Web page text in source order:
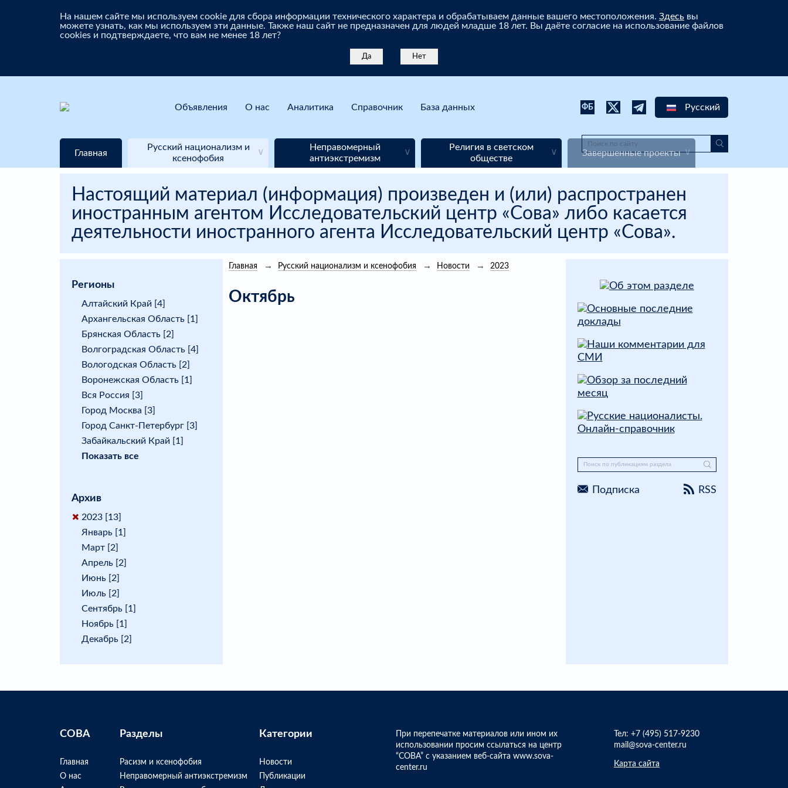
На нашем сайте мы используем cookie для сбора информации технического характера и обрабатываем данные вашего местоположения. Здесь вы
можете узнать, как мы используем эти данные. Также наш сайт не предназначен для людей младше 18 лет. Вы даёте согласие на использование файлов
cookies и подтверждаете, что вам не менее 18 лет?
Да Нет
Объявления О нас Аналитика Справочник База данных ФБ Русский
Главная
Русский национализм и
ксенофобия
Неправомерный
антиэкстремизм
Религия в светском
обществе
Завершенные проекты
Настоящий материал (информация) произведен и (или) распространен
иностранным агентом Исследовательский центр «Сова» либо касается
деятельности иностранного агента Исследовательский центр «Сова».
Регионы
Алтайский Край [4]
Архангельская Область [1]
Брянская Область [2]
Волгоградская Область [4]
Вологодская Область [2]
Воронежская Область [1]
Вся Россия [3]
Город Москва [3]
Город Санкт-Петербург [3]
Забайкальский Край [1]
Показать все
Архив
2023 [13]
Январь [1]
Март [2]
Апрель [2]
Июнь [2]
Июль [2]
Сентябрь [1]
Ноябрь [1]
Декабрь [2]
Главная Русский национализм и ксенофобия Новости 2023
Октябрь
Подписка RSS
СОВА
Главная
О нас
Разделы
Расизм и ксенофобия
Неправомерный антиэкстремизм
Категории
Новости
Публикации
При перепечатке материалов или ином их
использовании просим ссылаться на центр
“СОВА” с указанием веб-сайта www.sova-
center.ru
Тел: +7 (495) 517-9230
mail@sova-center.ru
Карта сайта